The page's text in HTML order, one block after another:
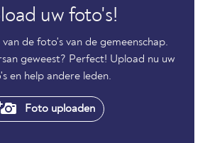
uw foto's!
de foto's van de gemeenschap.
geweest? Perfect! Upload nu uw
en help andere leden.
Foto uploaden